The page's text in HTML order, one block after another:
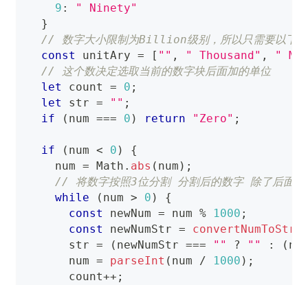
9 :
" Ninety"
}
// 数字大小限制为Billion级别，所以只需要以下几
const
unitAry = [ "" , " Thousand" ,
"
// 这个数决定选取当前的数字块后面加的单位
let
count = 0 ;
let
str = "" ;
if
( num === 0 ) return "Zero" ;
if ( num < 0 )
{
    num
= Math . abs ( num ) ;
// 将数字按照3位分割 分割后的数字 除了后面附
while
( num > 0 )
{
const
newNum = num % 1000 ;
const
newNumStr = convertNumToStr
      str
= ( newNumStr === "" ? "" : (
      num
= parseInt ( num / 1000 ) ;
      count
++ ;